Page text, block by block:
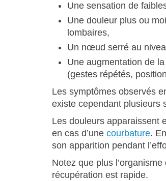
Une sensation de
Une douleur plus ou
lombaires,
Un nœud serré au
Une augmentation de
(gestes répétés,
Les symptômes observés
existe cependant plusieurs
Les douleurs apparaissent
en cas d’une courbature.
son apparition pendant
Notez que plus
récupération est rapide.